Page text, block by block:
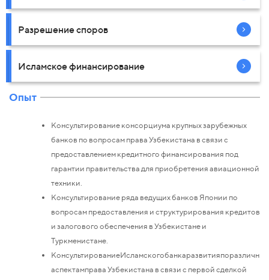
Разрешение споров
Исламское финансирование
Опыт
Консультирование консорциума крупных зарубежных
банков по вопросам права Узбекистана в связи с
предоставлением кредитного финансирования под
гарантии правительства для приобретения авиационной
техники.
Консультирование ряда ведущих банков Японии по
вопросам предоставления и структурирования кредитов
и залогового обеспечения в Узбекистане и
Туркменистане.
КонсультированиеИсламскогобанкаразвитияпоразличным
аспектамправа Узбекистана в связи с первой сделкой